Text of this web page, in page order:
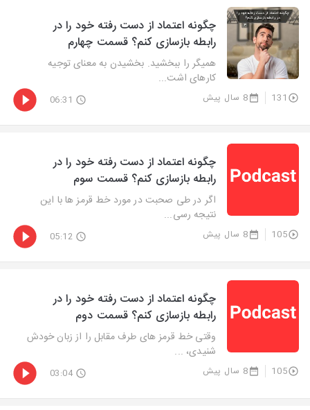
چگونه اعتماد از دست رفته خود را در
رابطه بازسازی کنم؟ قسمت چهارم
همیگر را ببخشید. بخشیدن به معنای توجیه
کارهای اشت...
131 8 سال پیش 06:31
چگونه اعتماد از دست رفته خود را در
رابطه بازسازی کنم؟ قسمت سوم
اگر در طی صحبت در مورد خط قرمز ها با این
نتیجه رسی...
105 8 سال پیش 05:12
چگونه اعتماد از دست رفته خود را در
رابطه بازسازی کنم؟ قسمت دوم
وقتی خط قرمز های طرف مقابل را از زبان خودش
شنیدی، ...
105 8 سال پیش 03:04